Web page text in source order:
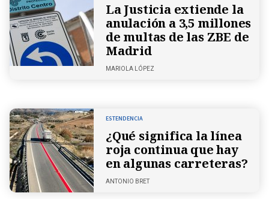
La Justicia extiende la
anulación a 3,5 millones
de multas de las ZBE de
Madrid
MARIOLA LÓPEZ
ESTENDENCIA
¿Qué significa la línea
roja continua que hay
en algunas carreteras?
ANTONIO BRET